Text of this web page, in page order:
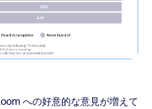
への好意的な意見が増えて